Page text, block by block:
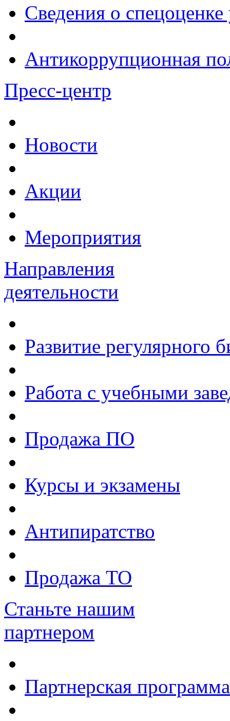
Сведения о
Антикоррупционная
Пресс-центр
Новости
Акции
Мероприятия
Направления
деятельности
Развитие регулярного
Работа с учебными
Продажа ПО
Курсы и экзамены
Антипиратство
Продажа ТО
Станьте нашим
партнером
Партнерская программа